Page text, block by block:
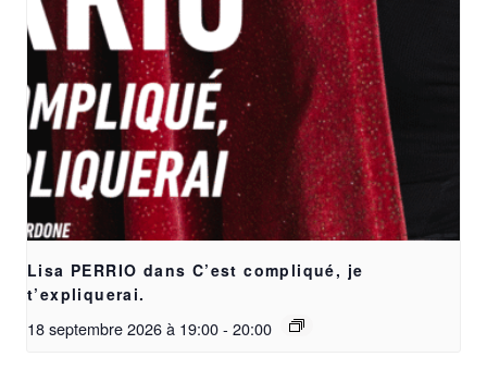
Lisa PERRIO dans C’est compliqué, je
t’expliquerai.
18 septembre 2026 à 19:00- 20:00